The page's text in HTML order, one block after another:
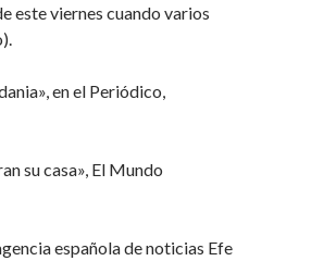
este viernes cuando varios
en el Periódico,
su casa», El Mundo
española de noticias Efe